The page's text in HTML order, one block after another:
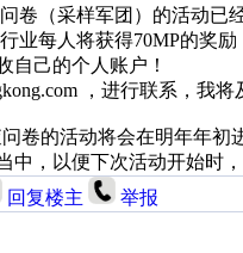
卷（采样军团）的活动已
业每人将获得70MP的奖
自己的个人账户！
，进行联系，我
卷的活动将会在明年年
中，以便下次活动开始时
回复楼主 举报